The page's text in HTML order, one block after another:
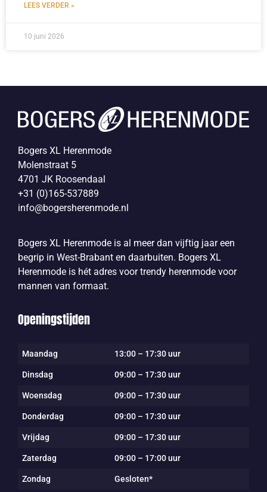
LEES VERDER »
10 juni 2026
Bogers XL Herenmode
Molenstraat 5
4701 JK Roosendaal
+31 (0)165-537889
info@bogersherenmode.nl
Bogers XL Herenmode is al meer dan vijftig jaar een
begrip in West-Brabant en daarbuiten. Bogers XL
Herenmode is hét adres voor trendy herenmode voor
mannen van formaat.
Openingstijden
Maandag 13:00 – 17:30 uur
Dinsdag 09:00 – 17:30 uur
Woensdag 09:00 – 17:30 uur
Donderdag 09:00 – 17:30 uur
Vrijdag 09:00 – 17:30 uur
Zaterdag 09:00 – 17:00 uur
Zondag Gesloten*